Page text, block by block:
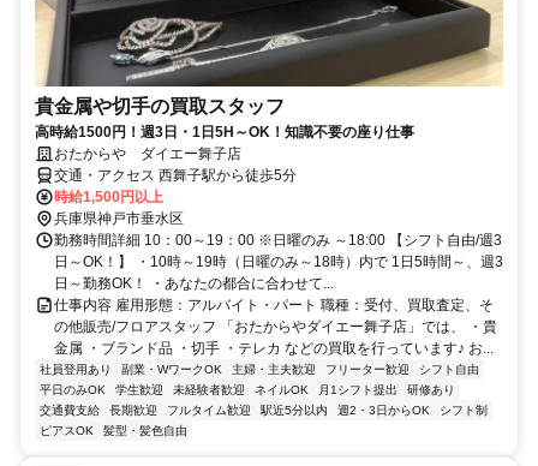
貴金属や切手の買取スタッフ
高時給1500円！週3日・1日5H～OK！知識不要の座り仕事
おたからや ダイエー舞子店
交通・アクセス 西舞子駅から徒歩5分
時給1,500円以上
兵庫県神戸市垂水区
勤務時間詳細 10：00～19：00 ※日曜のみ ～18:00 【シフト自由/週3
日～OK！】 ・10時～19時（日曜のみ～18時）内で 1日5時間～、週3
日～勤務OK！ ・あなたの都合に合わせて...
仕事内容 雇用形態：アルバイト・パート 職種：受付、買取査定、そ
の他販売/フロアスタッフ 「おたからやダイエー舞子店」では、 ・貴
金属 ・ブランド品 ・切手 ・テレカ などの買取を行っています♪ お...
社員登用あり 副業・WワークOK 主婦・主夫歓迎 フリーター歓迎
シフト自由
平日のみOK
学生歓迎 未経験者歓迎 ネイルOK 月1シフト提出
研修あり
交通費支給
長期歓迎 フルタイム歓迎 駅近5分以内 週2・3日からOK
シフト制
ピアスOK
髪型・髪色自由